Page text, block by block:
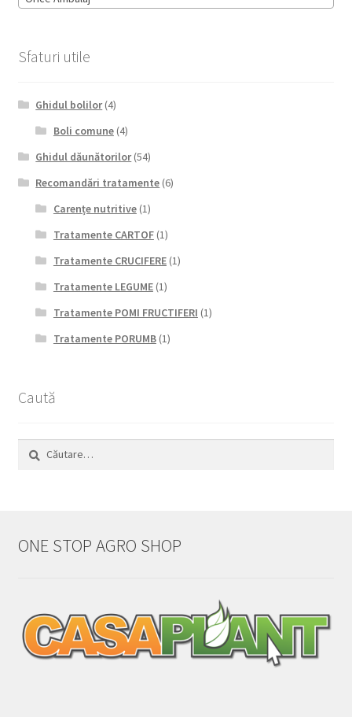
Sfaturi utile
Ghidul bolilor(4)
Boli comune(4)
Ghidul dăunătorilor(54)
Recomandări tratamente (6)
Carențe nutritive(1)
Tratamente CARTOF(1)
Tratamente CRUCIFERE(1)
Tratamente LEGUME(1)
Tratamente POMI FRUCTIFERI (1)
Tratamente PORUMB(1)
Caută
Caută
ONE STOP AGRO SHOP